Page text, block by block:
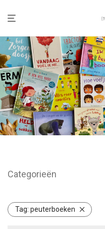
Categorieën
Tag: peuterboeken